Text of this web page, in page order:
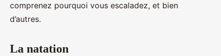
comprenez pourquoi vous escaladez, et bien
d’autres.
La natation